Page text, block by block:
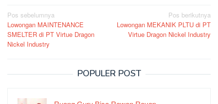
Navigasi
pos
Pos sebelumnya
Lowongan MAINTENANCE
SMELTER di PT Virtue Dragon
Nickel Industry
Pos berikutnya
Lowongan MEKANIK PLTU di PT
Virtue Dragon Nickel Industry
POPULER POST